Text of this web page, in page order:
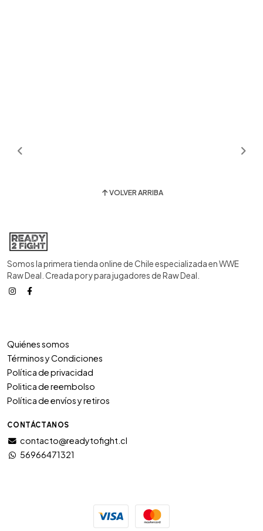
VOLVER ARRIBA
Somos la primera tienda online de Chile especializada en WWE
Raw Deal. Creada por y para jugadores de Raw Deal.
Quiénes somos
Términos y Condiciones
Política de privacidad
Politica de reembolso
Política de envíos y retiros
CONTÁCTANOS
contacto@readytofight.cl
56966471321